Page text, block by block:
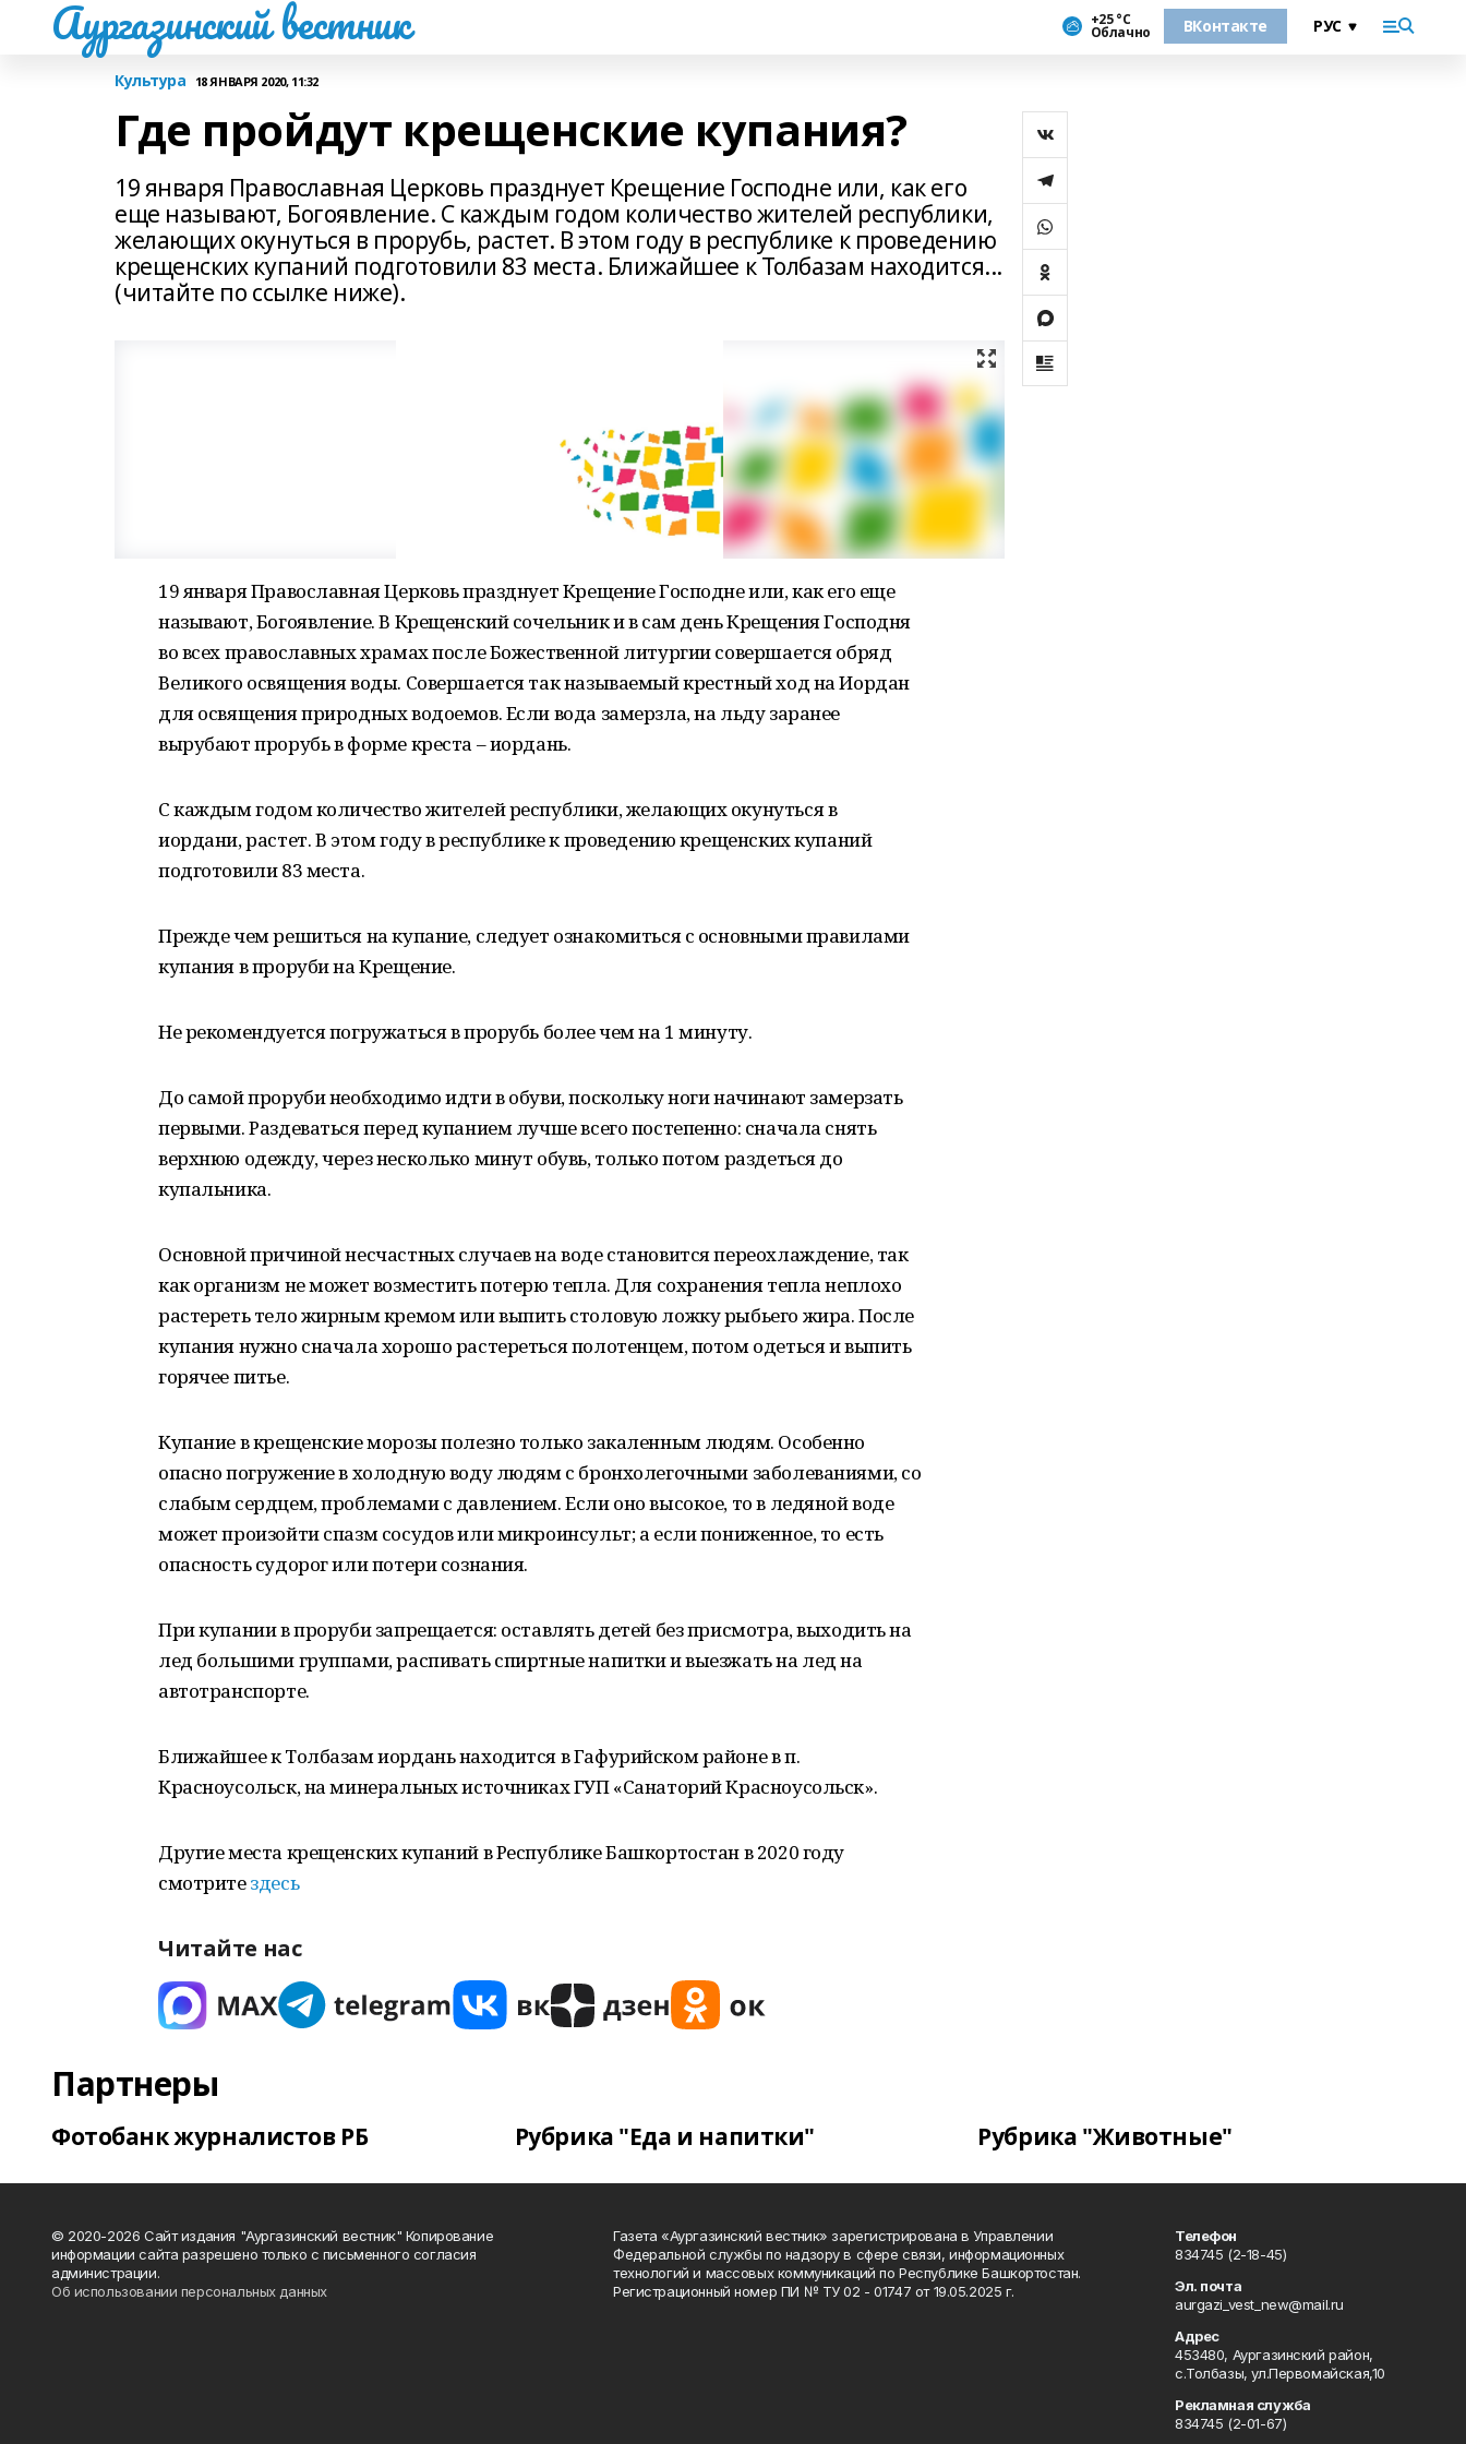
Аургазинский вестник +25 °С
Облачно ВКонтакте
Культура 18 ЯНВАРЯ 2020, 11:32
Где пройдут крещенские купания?
19 января Православная Церковь празднует Крещение Господне или, как его
еще называют, Богоявление. С каждым годом количество жителей республики,
желающих окунуться в прорубь, растет. В этом году в республике к проведению
крещенских купаний подготовили 83 места. Ближайшее к Толбазам находится...
(читайте по ссылке ниже).
19 января Православная Церковь празднует Крещение Господне или, как его еще
называют, Богоявление. В Крещенский сочельник и в сам день Крещения Господня
во всех православных храмах после Божественной литургии совершается обряд
Великого освящения воды. Совершается так называемый крестный ход на Иордан
для освящения природных водоемов. Если вода замерзла, на льду заранее
вырубают прорубь в форме креста – иордань.
С каждым годом количество жителей республики, желающих окунуться в
иордани, растет. В этом году в республике к проведению крещенских купаний
подготовили 83 места.
Прежде чем решиться на купание, следует ознакомиться с основными правилами
купания в проруби на Крещение.
Не рекомендуется погружаться в прорубь более чем на 1 минуту.
До самой проруби необходимо идти в обуви, поскольку ноги начинают замерзать
первыми. Раздеваться перед купанием лучше всего постепенно: сначала снять
верхнюю одежду, через несколько минут обувь, только потом раздеться до
купальника.
Основной причиной несчастных случаев на воде становится переохлаждение, так
как организм не может возместить потерю тепла. Для сохранения тепла неплохо
растереть тело жирным кремом или выпить столовую ложку рыбьего жира. После
купания нужно сначала хорошо растереться полотенцем, потом одеться и выпить
горячее питье.
Купание в крещенские морозы полезно только закаленным людям. Особенно
опасно погружение в холодную воду людям с бронхолегочными заболеваниями, со
слабым сердцем, проблемами с давлением. Если оно высокое, то в ледяной воде
может произойти спазм сосудов или микроинсульт; а если пониженное, то есть
опасность судорог или потери сознания.
При купании в проруби запрещается: оставлять детей без присмотра, выходить на
лед большими группами, распивать спиртные напитки и выезжать на лед на
автотранспорте.
Ближайшее к Толбазам иордань находится в Гафурийском районе в п.
Красноусольск, на минеральных источниках ГУП «Санаторий Красноусольск».
Другие места крещенских купаний в Республике Башкортостан в 2020 году
смотритездесь
Читайте нас
Партнеры
Фотобанк журналистов РБ Рубрика "Еда и напитки" Рубрика "Животные"
© 2020-2026 Сайт издания "Аургазинский вестник" Копирование
информации сайта разрешено только с письменного согласия
администрации.
Об использовании персональных данных
Газета «Аургазинский вестник» зарегистрирована в Управлении
Федеральной службы по надзору в сфере связи, информационных
технологий и массовых коммуникаций по Республике Башкортостан.
Регистрационный номер ПИ № ТУ 02 - 01747 от 19.05.2025 г.
Телефон
834745 (2-18-45)
Эл. почта
aurgazi_vest_new@mail.ru
Адрес
453480, Аургазинский район,
с.Толбазы, ул.Первомайская,10
Рекламная служба
834745 (2-01-67)